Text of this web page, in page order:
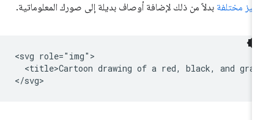
مختلفةبدلاً من ذلك لإضافة أوصاف بديلة إلى صورك المعلوماتية.
<svg role="img">
<title>Cartoon drawing of a red, black, and